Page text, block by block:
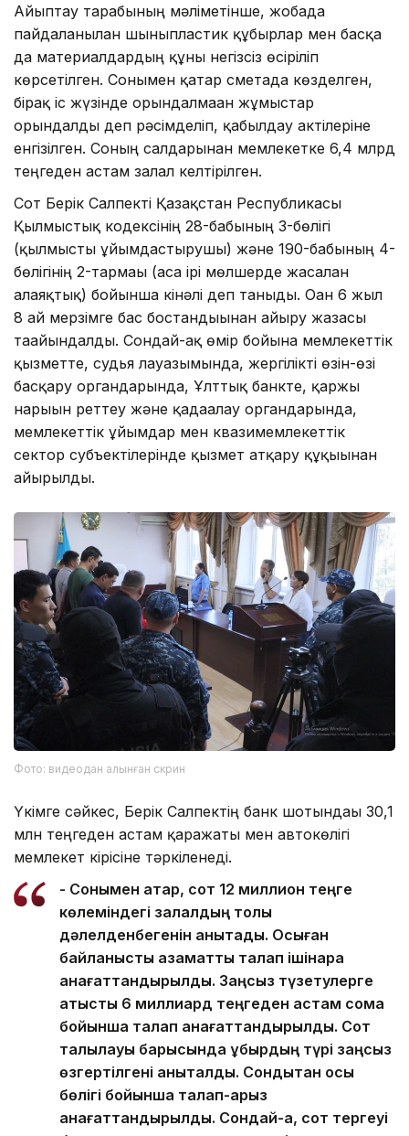
Айыптау тарабының мәліметінше, жобада
пайдаланылған шыныпластик құбырлар мен басқа
да материалдардың құны негізсіз өсіріліп
көрсетілген. Сонымен қатар сметада көзделген,
бірақ іс жүзінде орындалмаған жұмыстар
орындалды деп рәсімделіп, қабылдау актілеріне
енгізілген. Соның салдарынан мемлекетке 6,4 млрд
теңгеден астам залал келтірілген.
Сот Берік Салпекті Қазақстан Республикасы
Қылмыстық кодексінің 28-бабының 3-бөлігі
(қылмысты ұйымдастырушы) және 190-бабының 4-
бөлігінің 2-тармағы (аса ірі мөлшерде жасалған
алаяқтық) бойынша кінәлі деп таныды. Оған 6 жыл
8 ай мерзімге бас бостандығынан айыру жазасы
тағайындалды. Сондай-ақ өмір бойына мемлекеттік
қызметте, судья лауазымында, жергілікті өзін-өзі
басқару органдарында, Ұлттық банкте, қаржы
нарығын реттеу және қадағалау органдарында,
мемлекеттік ұйымдар мен квазимемлекеттік
сектор субъектілерінде қызмет атқару құқығынан
айырылды.
Фото: видеодан алынған скрин
Үкімге сәйкес, Берік Салпектің банк шотындағы 30,1
млн теңгеден астам қаражаты мен автокөлігі
мемлекет кірісіне тәркіленеді.
- Сонымен қатар, сот 12 миллион теңге
көлеміндегі залалдың толық
дәлелденбегенін анықтады. Осыған
байланысты азаматтық талап ішінара
қанағаттандырылды. Заңсыз түзетулерге
қатысты 6 миллиард теңгеден астам сома
бойынша талап қанағаттандырылды. Сот
талқылауы барысында құбырдың түрі заңсыз
өзгертілгені анықталды. Сондықтан осы
бөлігі бойынша талап-арыз
қанағаттандырылды. Сондай-ақ, сот тергеуі